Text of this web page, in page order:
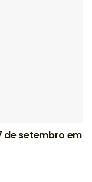
de setembro em